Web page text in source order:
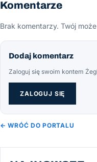
Komentarze
Brak komentarzy. Twój
Dodaj komentarz
Zaloguj się swoim kontem
ZALOGUJ SIĘ
← WRÓĆ DO PORTALU